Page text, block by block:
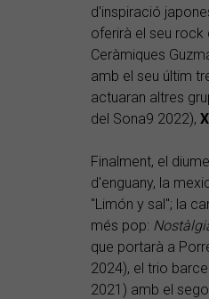
d'inspiració
oferirà el seu rock
Ceràmiques
amb el seu últim
actuaran altres
del Sona9 2022),
Finalment, el
d'enguany, la
"Limón y sal"; la
més pop:
que portarà a
2024), el trio
2021) amb el